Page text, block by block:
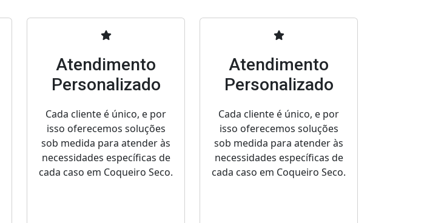
Atendimento
Personalizado
Cada cliente é único, e por
isso oferecemos soluções
sob medida para atender às
necessidades específicas de
cada caso em Coqueiro Seco.
Atendimento
Personalizado
Cada cliente é único, e por
isso oferecemos soluções
sob medida para atender às
necessidades específicas de
cada caso em Coqueiro Seco.